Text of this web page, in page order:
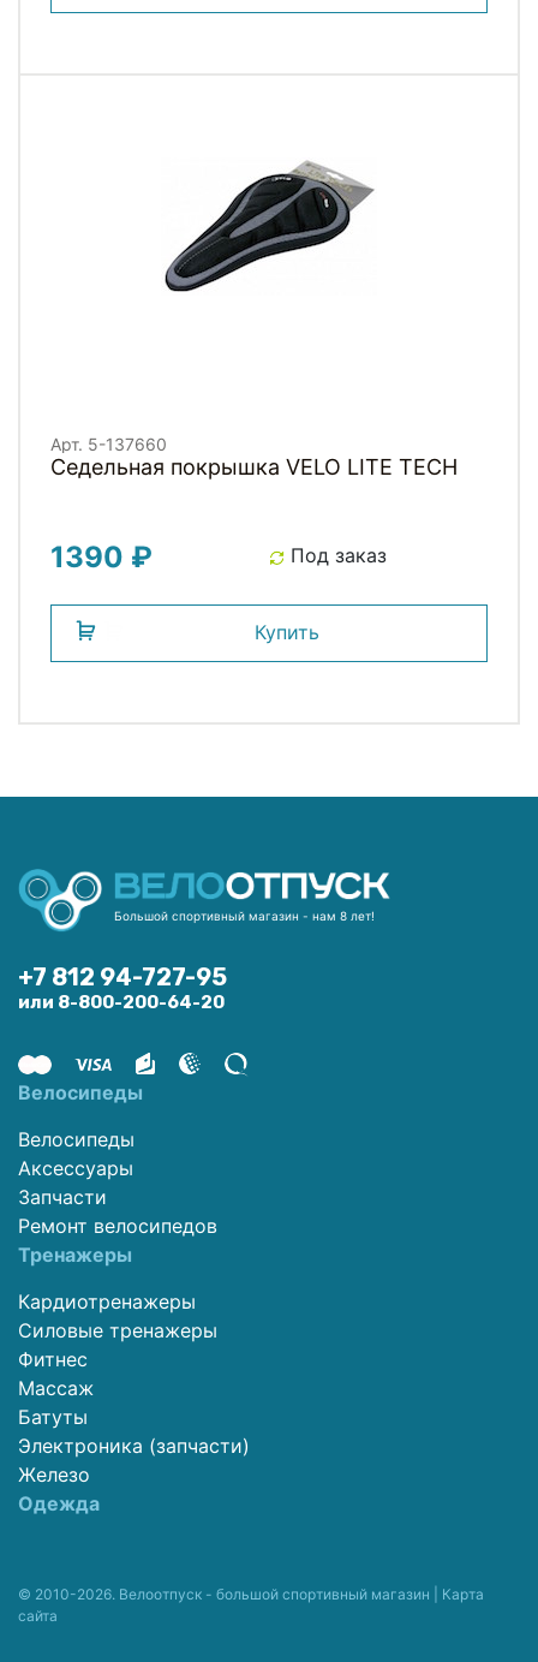
Арт. 5-137660
Седельная покрышка VELO LITE TECH
1390 ₽ Под заказ
Купить
Большой спортивный магазин - нам 8 лет!
+7 812 94-727-95
или 8-800-200-64-20
Велосипеды
Велосипеды
Аксессуары
Запчасти
Ремонт велосипедов
Тренажеры
Кардиотренажеры
Силовые тренажеры
Фитнес
Массаж
Батуты
Электроника (запчасти)
Железо
Одежда
© 2010-2026. Велоотпуск - большой спортивный магазин | Карта
сайта